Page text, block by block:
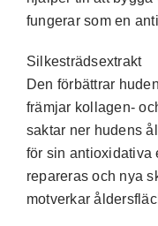
fungerar som en
Silkesträdsextrakt
Den förbättrar
främjar kollagen-
saktar ner hudens
för sin antioxidativa
repareras och nya
motverkar